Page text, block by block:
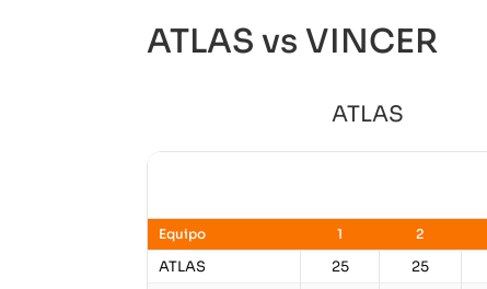
ATLAS vs VINCER
ATLAS
Equipo 1 2
ATLAS 25 25